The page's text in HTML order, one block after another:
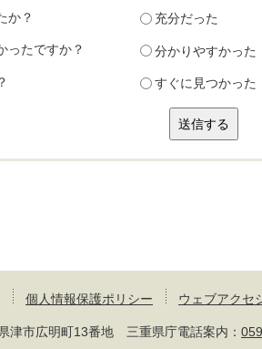
か？ 充分だった
ったですか？ 分かりやすかった
すぐに見つかった
個人情報保護ポリシー ウェブアクセ
市広明町13番地 三重県庁電話案内：